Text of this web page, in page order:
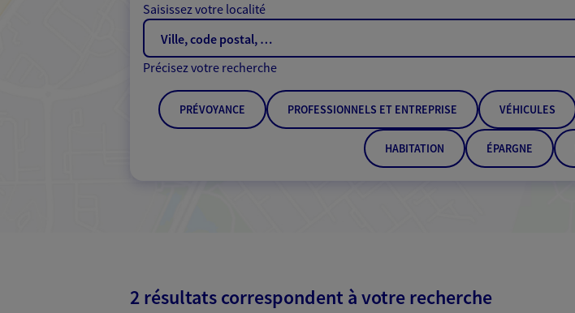
Saisissez votre localité
Précisez votre recherche
PRÉVOYANCE PROFESSIONNELS ET ENTREPRISE VÉHICULES
HABITATION ÉPARGNE
2 résultats correspondent à votre recherche